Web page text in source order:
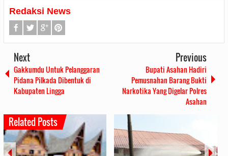
Redaksi News
Next
Gakkumdu Untuk Pelanggaran
Pidana Pilkada Dibentuk di
Kabupaten Lingga
Previous
Bupati Asahan Hadiri
Pemusnahan Barang Bukti
Narkotika Yang Digelar Polres
Asahan
Related Posts